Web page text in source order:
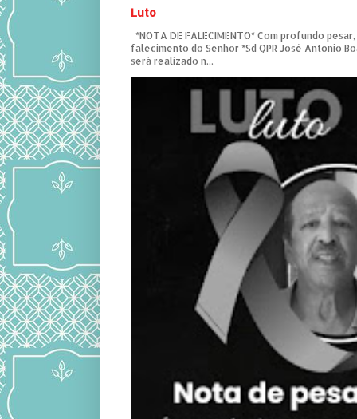
Luto
*NOTA DE FALECIMENTO* Com profundo
falecimento do Senhor *Sd QPR José Antonio
será realizado n...